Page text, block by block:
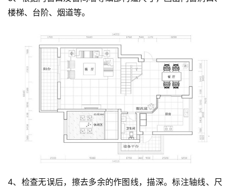
楼梯、台阶、烟道等。
4、检查无误后，擦去多余的作图线，描深。标注轴线、尺